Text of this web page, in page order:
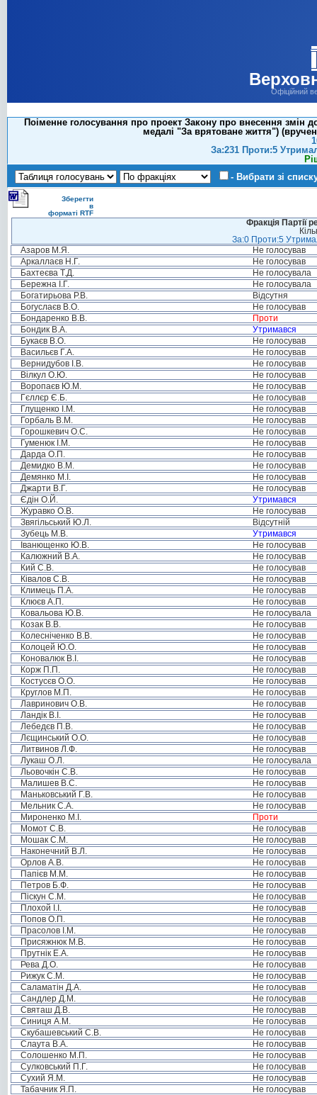
Офіційний
Поіменне голосування про проект Закону про внесення змін
медалі "За врятоване життя")
За:231 Проти:5
- Вибрати зі
Зберегти
в
форматі RTF
Фракція Партії
За:0 Проти:5
Азаров М.Я.
Не голосував
Аркаллаєв Н.Г.
Не голосував
Бахтеєва Т.Д.
Не голосувала
Бережна І.Г.
Не голосувала
Богатирьова Р.В.
Відсутня
Богуслаєв В.О.
Не голосував
Бондаренко В.В.
Проти
Бондик В.А.
Утримався
Букаєв В.О.
Не голосував
Васильєв Г.А.
Не голосував
Вернидубов І.В.
Не голосував
Вілкул О.Ю.
Не голосував
Воропаєв Ю.М.
Не голосував
Гєллєр Є.Б.
Не голосував
Глущенко І.М.
Не голосував
Горбаль В.М.
Не голосував
Горошкевич О.С.
Не голосував
Гуменюк І.М.
Не голосував
Дарда О.П.
Не голосував
Демидко В.М.
Не голосував
Демянко М.І.
Не голосував
Джарти В.Г.
Не голосував
Єдін О.Й.
Утримався
Журавко О.В.
Не голосував
Звягільський Ю.Л.
Відсутній
Зубець М.В.
Утримався
Іванющенко Ю.В.
Не голосував
Калюжний В.А.
Не голосував
Кий С.В.
Не голосував
Ківалов С.В.
Не голосував
Климець П.А.
Не голосував
Клюєв А.П.
Не голосував
Ковальова Ю.В.
Не голосувала
Козак В.В.
Не голосував
Колесніченко В.В.
Не голосував
Колоцей Ю.О.
Не голосував
Коновалюк В.І.
Не голосував
Корж П.П.
Не голосував
Костусєв О.О.
Не голосував
Круглов М.П.
Не голосував
Лавринович О.В.
Не голосував
Ландік В.І.
Не голосував
Лебедєв П.В.
Не голосував
Лєщинський О.О.
Не голосував
Литвинов Л.Ф.
Не голосував
Лукаш О.Л.
Не голосувала
Льовочкін С.В.
Не голосував
Малишев В.С.
Не голосував
Маньковський Г.В.
Не голосував
Мельник С.А.
Не голосував
Мироненко М.І.
Проти
Момот С.В.
Не голосував
Мошак С.М.
Не голосував
Наконечний В.Л.
Не голосував
Орлов А.В.
Не голосував
Папієв М.М.
Не голосував
Петров Б.Ф.
Не голосував
Піскун С.М.
Не голосував
Плохой І.І.
Не голосував
Попов О.П.
Не голосував
Прасолов І.М.
Не голосував
Присяжнюк М.В.
Не голосував
Прутнік Е.А.
Не голосував
Рева Д.О.
Не голосував
Рижук С.М.
Не голосував
Саламатін Д.А.
Не голосував
Сандлер Д.М.
Не голосував
Святаш Д.В.
Не голосував
Синиця А.М.
Не голосував
Скубашевський С.В.
Не голосував
Слаута В.А.
Не голосував
Солошенко М.П.
Не голосував
Сулковський П.Г.
Не голосував
Сухий Я.М.
Не голосував
Табачник Я.П.
Не голосував